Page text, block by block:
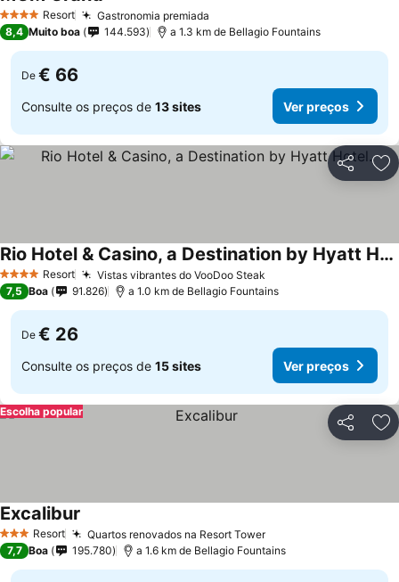
4 EstrelasResort Gastronomia premiada
8,4 Muito boa 144.593 a 1.3 km de Bellagio Fountains
De € 66
Consulte os preços de 13 sites Ver preços
Partilhar
4 EstrelasResort Vistas vibrantes do VooDoo Steak
Rio Hotel & Casino, a Destination by Hyatt Hotel.
7,5 Boa 91.826 a 1.0 km de Bellagio Fountains
De € 26
Consulte os preços de 15 sites Ver preços
Partilhar
Escolha popular
3 EstrelasResort Quartos renovados na Resort Tower
Excalibur
7,7 Boa 195.780 a 1.6 km de Bellagio Fountains